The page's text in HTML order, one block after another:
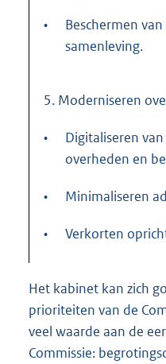
•
Beschermen
samenleving.
5. Moderniseren
•
Digitaliseren
overheden en
• Minimaliseren
• Verkorten
Het kabinet kan zich
prioriteiten van de
veel waarde aan de
Commissie: